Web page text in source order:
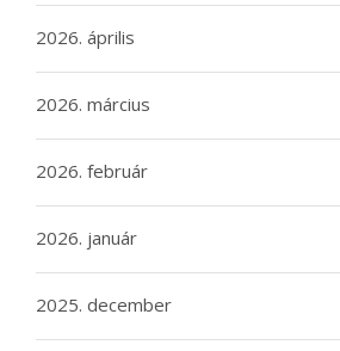
2026. április
2026. március
2026. február
2026. január
2025. december